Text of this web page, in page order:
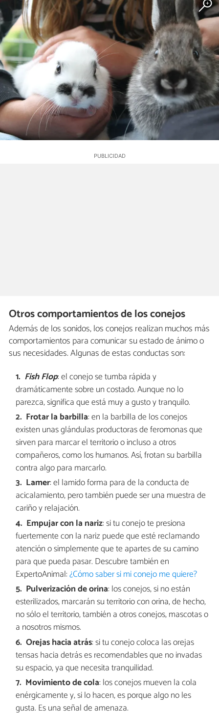
Otros comportamientos de los conejos
Además de los sonidos, los conejos realizan muchos más
comportamientos para comunicar su estado de ánimo o
sus necesidades. Algunas de estas conductas son:
Fish Flop: el conejo se tumba rápida y
dramáticamente sobre un costado. Aunque no lo
parezca, significa que está muy a gusto y tranquilo.
Frotar la barbilla: en la barbilla de los conejos
existen unas glándulas productoras de feromonas que
sirven para marcar el territorio o incluso a otros
compañeros, como los humanos. Así, frotan su barbilla
contra algo para marcarlo.
Lamer: el lamido forma para de la conducta de
acicalamiento, pero también puede ser una muestra de
cariño y relajación.
Empujar con la nariz: si tu conejo te presiona
fuertemente con la nariz puede que esté reclamando
atención o simplemente que te apartes de su camino
para que pueda pasar. Descubre también en
ExpertoAnimal:¿Cómo saber si mi conejo me quiere?
Pulverización de orina: los conejos, si no están
esterilizados, marcarán su territorio con orina, de hecho,
no sólo el territorio, también a otros conejos, mascotas o
a nosotros mismos.
Orejas hacia atrás: si tu conejo coloca las orejas
tensas hacia detrás es recomendables que no invadas
su espacio, ya que necesita tranquilidad.
Movimiento de cola: los conejos mueven la cola
enérgicamente y, si lo hacen, es porque algo no les
gusta. Es una señal de amenaza.